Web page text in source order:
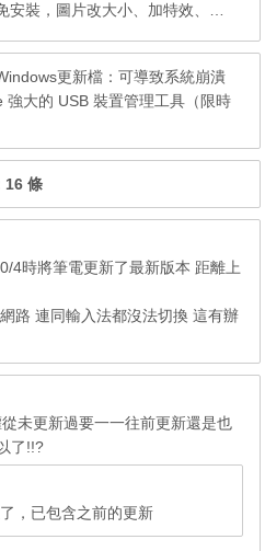
片改大小、加特效、批次轉檔工具
更新檔：可導致系統崩潰
強大的 USB 裝置管理工具（限時
16 條
4時將筆電更新了最新版本 距離上
路 連同輸入法都沒法切換 這有辦
未更新過要一一往前更新還是也
了!!?
，已包含之前的更新